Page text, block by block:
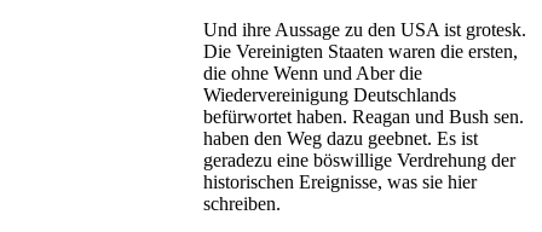
Und ihre Aussage zu den USA ist grotesk.
Die Vereinigten Staaten waren die ersten,
die ohne Wenn und Aber die
Wiedervereinigung Deutschlands
befürwortet haben. Reagan und Bush sen.
haben den Weg dazu geebnet. Es ist
geradezu eine böswillige Verdrehung der
historischen Ereignisse, was sie hier
schreiben.